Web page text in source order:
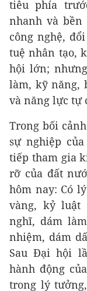
tiêu phía
nhanh và bền
công nghệ,
tuệ nhân tạo,
hội lớn;
làm, kỹ năng,
và năng lực tự
Trong bối
sự nghiệp
tiếp tham gia
rỡ của đất
hôm nay: Có
vàng, kỷ luật
nghĩ, dám
nhiệm, dám
Sau Đại hội
hành động
trong lý